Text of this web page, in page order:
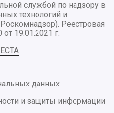
службой по надзору в
технологий и
Реестровая
19.01.2021 г.
данных
и защиты информации